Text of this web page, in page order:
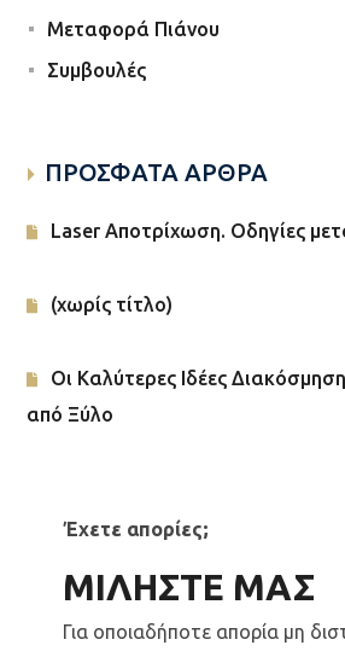
Μεταφορά Πιάνου
Συμβουλές
ΠΡΟΣΦΑΤΑ ΑΡΘΡΑ
Laser Αποτρίχωση. Οδηγίες
(χωρίς τίτλο)
Οι Καλύτερες Ιδέες
από Ξύλο
Έχετε απορίες;
ΜΙΛΗΣΤΕ ΜΑΣ
Για οποιαδήποτε απορία μη